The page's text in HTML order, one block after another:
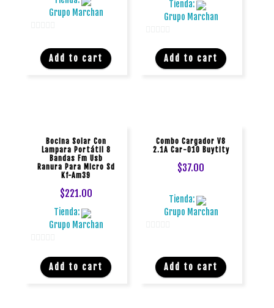
Grupo Marchan
Add to cart
Tienda:
Grupo Marchan
Add to cart
Bocina Solar Con
Lampara Portátil 8
Bandas Fm Usb
Ranura Para Micro Sd
Kf-Am39
$221.00
Tienda:
Grupo Marchan
Add to cart
Combo Cargador V8
2.1A Car-010 Buytity
$37.00
Tienda:
Grupo Marchan
Add to cart